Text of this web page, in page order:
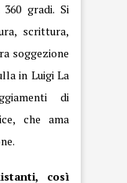
gradi. Si
scrittura,
soggezione
in Luigi La
di
che ama
così